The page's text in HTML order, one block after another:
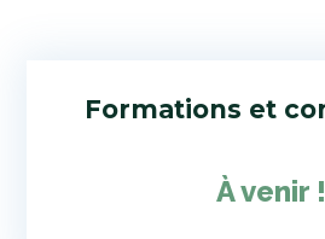
Formations et
À venir !